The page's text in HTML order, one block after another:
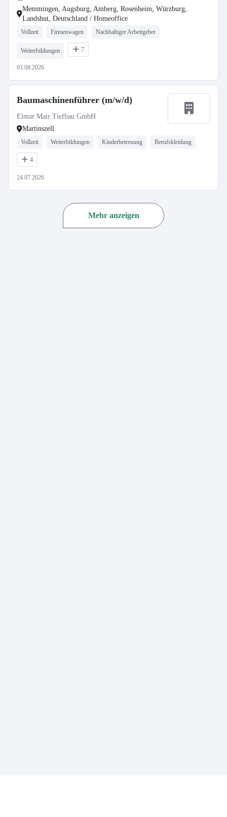
Memmingen, Augsburg, Amberg, Rosenheim, Würzburg,
Landshut, Deutschland / Homeoffice
Vollzeit Firmenwagen Nachhaltiger Arbeitgeber
Weiterbildungen 7
03.08.2026
Baumaschinenführer (m/w/d)
Elmar Mair Tiefbau GmbH
Martinszell
Vollzeit Weiterbildungen Kinderbetreuung Berufskleidung
4
24.07.2026
Mehr anzeigen